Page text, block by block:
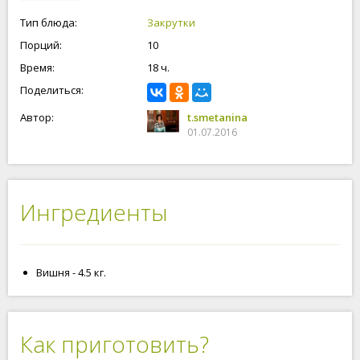
Тип блюда:
Закрутки
Порций:
10
Время:
18 ч.
Поделиться:
Автор:
t.smetanina
01.07.2016
Ингредиенты
Вишня - 4.5 кг.
Как приготовить?